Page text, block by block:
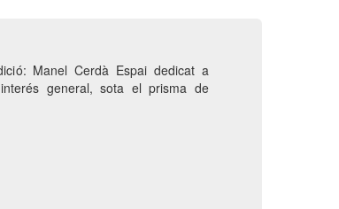
Manel Cerdà Espai dedicat a
general, sota el prisma de